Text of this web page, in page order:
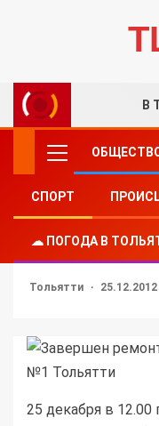
В
СПОРТ
☁ ПОГОДА В
Завершен ремонт
№1 Тольятти
Тольятти 25.12.2012
25 декабря в